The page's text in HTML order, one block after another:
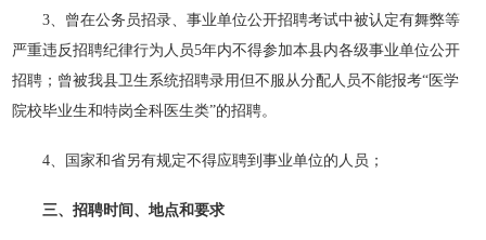
3、曾在公务员招录、事业单位公开招聘考试中被认定有舞弊等
严重违反招聘纪律行为人员5年内不得参加本县内各级事业单位公开
招聘；曾被我县卫生系统招聘录用但不服从分配人员不能报考“医学
院校毕业生和特岗全科医生类”的招聘。
4、国家和省另有规定不得应聘到事业单位的人员；
三、招聘时间、地点和要求